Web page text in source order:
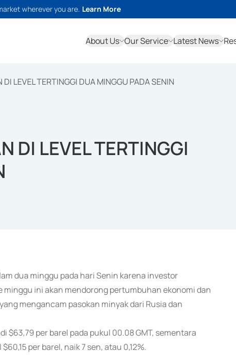
wherever you are. Learn More
About Us Our Service Latest News
LEVEL TERTINGGI DUA MINGGU PADA SENIN
DI LEVEL TERTINGGI
dua minggu pada hari Senin karena investor
minggu ini akan mendorong pertumbuhan ekonomi dan
mengancam pasokan minyak dari Rusia dan
$63,79 per barel pada pukul 00.08 GMT, sementara
per barel, naik 7 sen, atau 0,12%.